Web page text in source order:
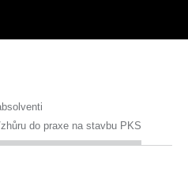
do praxe na stavbu PKS